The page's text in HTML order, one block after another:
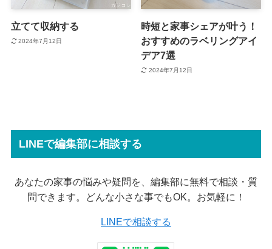
立てて収納する
2024年7月12日
時短と家事シェアが叶う！
おすすめのラベリングアイ
デア7選
2024年7月12日
LINEで編集部に相談する
あなたの家事の悩みや疑問を、編集部に無料で相談・質
問できます。どんな小さな事でもOK。お気軽に！
LINEで相談する